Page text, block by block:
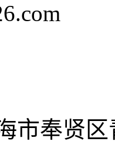
市奉贤